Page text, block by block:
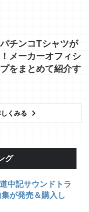
チンコTシャツが
メーカーオフィシ
をまとめて紹介す
くみる
グ
中記サウンドトラ
が発売＆購入し